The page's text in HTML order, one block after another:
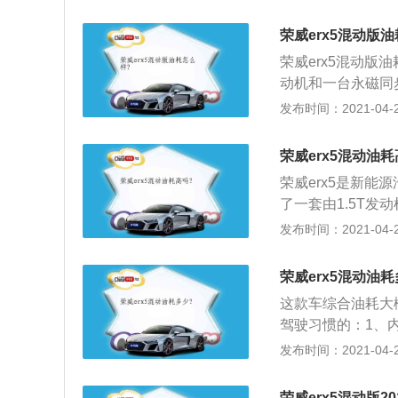
调整发动机输出
工况，从而实现
无法兼顾的问题。
荣威erx5混动版
荣威erx5混动版
动机和一台永磁
马力，峰值扭矩
为60km，综合最
发布时间：2021-04-
荣威erx5混动油耗
荣威erx5是新能
了一套由1.5T发
最大功率为169马
下的续航里程为
发布时间：2021-04-
荣威erx5混动油耗
这款车综合油耗
驾驶习惯的：1、
的皮革材质为特
盘为12.3英寸全液
发布时间：2021-04-